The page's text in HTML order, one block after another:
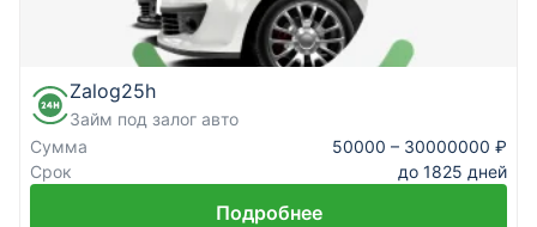
Zalog25h
Займ под залог авто
Сумма
50000 – 30000000 ₽
Срок
до 1825 дней
Подробнее